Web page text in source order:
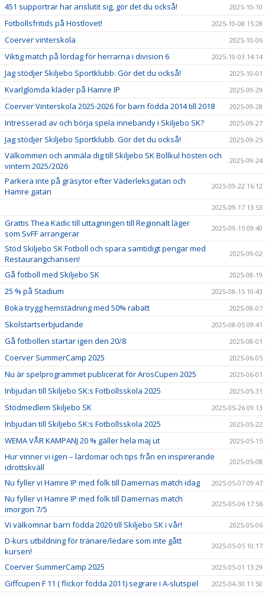
451 supportrar har anslutit sig, gör det du också! 2025-10-10
Fotbollsfritids på Höstlovet! 2025-10-08 15:28
Coerver vinterskola 2025-10-06
Viktig match på lördag för herrarna i division 6 2025-10-03 14:14
Jag stödjer Skiljebo Sportklubb. Gör det du också! 2025-10-01
Kvarlglömda kläder på Hamre IP 2025-09-29
Coerver Vinterskola 2025-2026 för barn födda 2014 till 2018 2025-09-28
Intresserad av och börja spela innebandy i Skiljebo SK? 2025-09-27
Jag stödjer Skiljebo Sportklubb. Gör det du också! 2025-09-25
Välkommen och anmäla dig till Skiljebo SK Bollkul hösten och
vintern 2025/2026
2025-09-24
Parkera inte på gräsytor efter Väderleksgatan och
Hamre gatan
2025-09-22 16:12
2025-09-17 13:53
Grattis Thea Kadic till uttagningen till Regionalt läger
som SvFF arrangerar
2025-09-15 09:40
Stöd Skiljebo SK Fotboll och spara samtidigt pengar med
Restaurangchansen!
2025-09-02
Gå fotboll med Skiljebo SK 2025-08-19
25 % på Stadium 2025-08-15 10:43
Boka trygg hemstädning med 50% rabatt 2025-08-07
Skolstartserbjudande 2025-08-05 09:41
Gå fotbollen startar igen den 20/8 2025-08-01
Coerver SummerCamp 2025 2025-06-05
Nu är spelprogrammet publicerat för ArosCupen 2025 2025-06-01
Inbjudan till Skiljebo SK:s Fotbollsskola 2025 2025-05-31
Stödmedlem Skiljebo SK 2025-05-26 09:13
Inbjudan till Skiljebo SK:s Fotbollsskola 2025 2025-05-22
WEMA VÅR KAMPANJ 20 % gäller hela maj ut 2025-05-15
Hur vinner vi igen – lärdomar och tips från en inspirerande
idrottskväll
2025-05-08
Nu fyller vi Hamre IP med folk till Damernas match idag 2025-05-07 09:47
Nu fyller vi Hamre IP med folk till Damernas match
imorgon 7/5
2025-05-06 17:56
Vi välkomnar barn födda 2020 till Skiljebo SK i vår! 2025-05-06
D-kurs utbildning för tränare/ledare som inte gått
kursen!
2025-05-05 10:17
Coerver SummerCamp 2025 2025-05-01 13:29
Giffcupen F 11 ( flickor födda 2011) segrare i A-slutspel 2025-04-30 11:50